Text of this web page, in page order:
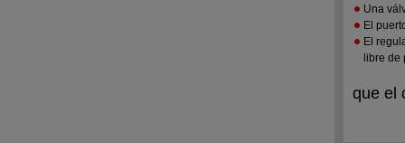
Una
El
El
libre de
que el